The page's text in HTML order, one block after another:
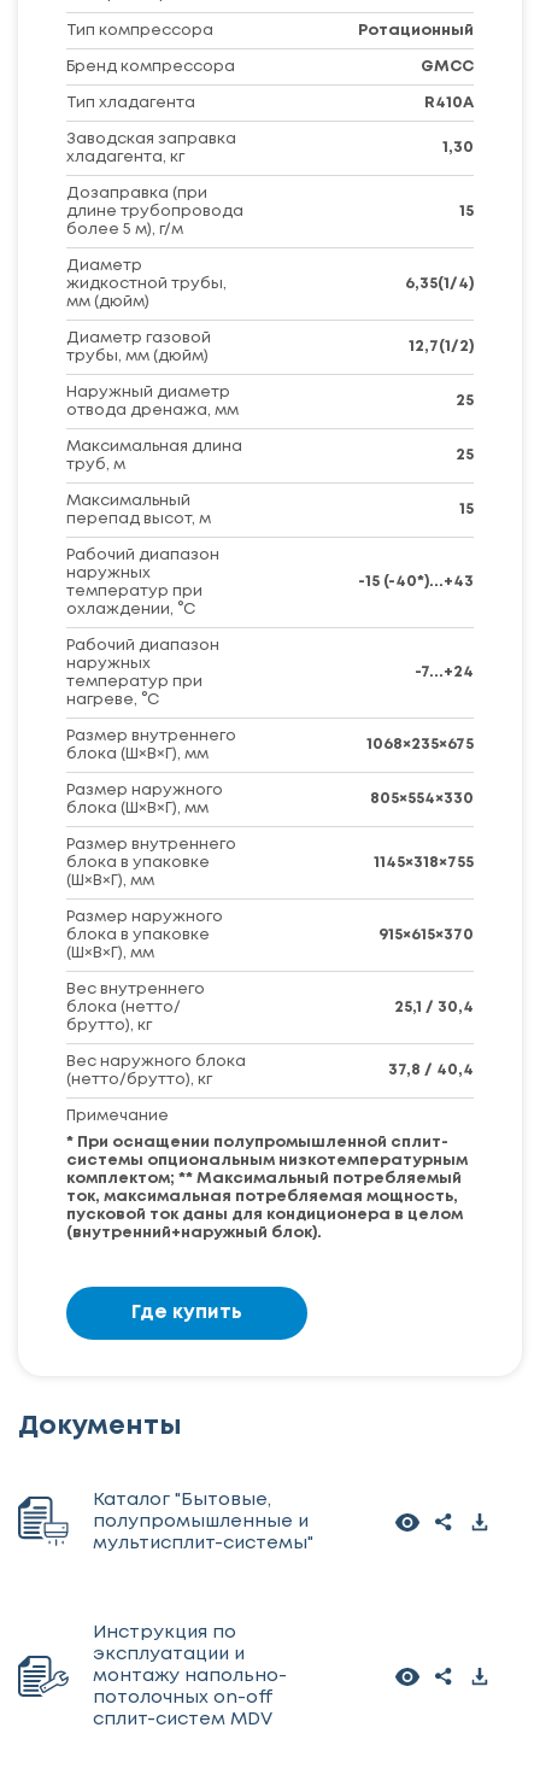
Тип компрессора Ротационный
Бренд компрессора GMCC
Тип хладагента R410A
Заводская заправка
хладагента, кг
1,30
Дозаправка (при
длине трубопровода
более 5 м), г/м
15
Диаметр
жидкостной трубы,
мм (дюйм)
6,35(1/4)
Диаметр газовой
трубы, мм (дюйм)
12,7(1/2)
Наружный диаметр
отвода дренажа, мм
25
Максимальная длина
труб, м
25
Максимальный
перепад высот, м
15
Рабочий диапазон
наружных
температур при
охлаждении, °C
-15 (-40*)...+43
Рабочий диапазон
наружных
температур при
нагреве, °C
-7...+24
Размер внутреннего
блока (Ш×В×Г), мм
1068×235×675
Размер наружного
блока (Ш×В×Г), мм
805×554×330
Размер внутреннего
блока в упаковке
(Ш×В×Г), мм
1145×318×755
Размер наружного
блока в упаковке
(Ш×В×Г), мм
915×615×370
Вес внутреннего
блока (нетто/
брутто), кг
25,1 / 30,4
Вес наружного блока
(нетто/брутто), кг
37,8 / 40,4
Примечание
* При оснащении полупромышленной сплит-
системы опциональным низкотемпературным
комплектом; ** Максимальный потребляемый
ток, максимальная потребляемая мощность,
пусковой ток даны для кондиционера в целом
(внутренний+наружный блок).
Где купить
Документы
Каталог "Бытовые,
полупромышленные и
мультисплит-системы"
Инструкция по
эксплуатации и
монтажу напольно-
потолочных on-off
сплит-систем MDV